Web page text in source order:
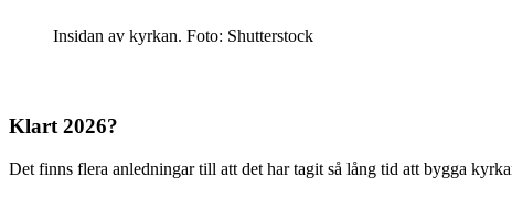
Insidan av kyrkan. Foto: Shutterstock
Klart 2026?
Det finns flera anledningar till att det har tagit så lång tid att bygga